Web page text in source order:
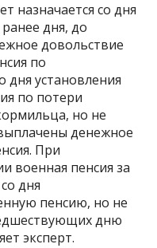
назначается со дня
дня, до
довольствие
по
дня установления
по потери
но не
денежное
При
военная пенсия за
дня
пенсию, но не
дню
эксперт.